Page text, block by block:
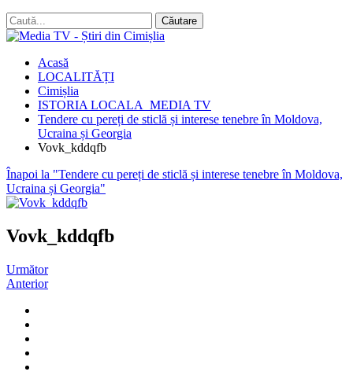
Acasă
LOCALITĂȚI
Cimișlia
ISTORIA LOCALA_MEDIA TV
Tendere cu pereți de sticlă și interese tenebre în Moldova,
Ucraina și Georgia
Vovk_kddqfb
Înapoi la "Tendere cu pereți de sticlă și interese tenebre în Moldova,
Ucraina și Georgia"
Vovk_kddqfb
Următor
Anterior